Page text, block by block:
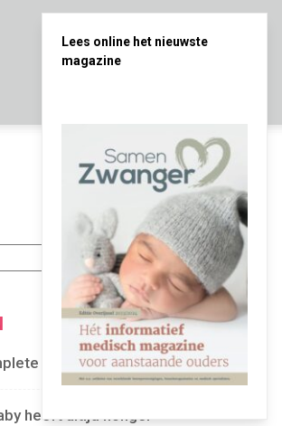
gids
heeft altijd honger
Lees online het nieuwste
magazine